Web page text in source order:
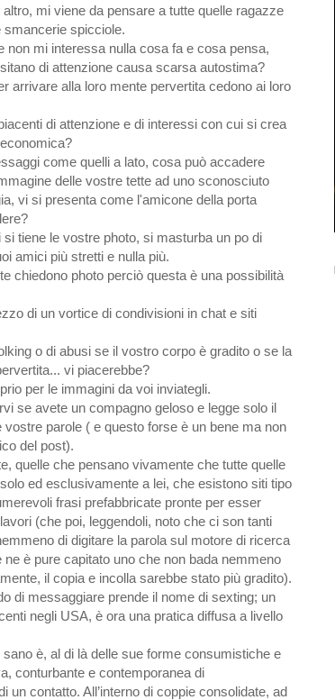
mi viene da pensare a tutte quelle ragazze
smancerie spicciole.
non mi interessa nulla cosa fa e cosa pensa,
di attenzione causa scarsa autostima?
arrivare alla loro mente pervertita cedono ai loro
di attenzione e di interessi con cui si crea
come quelli a lato, cosa può accadere
delle vostre tette ad uno sconosciuto
vi si presenta come l'amicone della porta
tiene le vostre photo, si masturba un po di
amici più stretti e nulla più.
chiedono photo perciò questa è una possibilità
di un vortice di condivisioni in chat e siti
o di abusi se il vostro corpo è gradito o se la
vi piacerebbe?
per le immagini da voi inviategli.
se avete un compagno geloso e legge solo il
parole ( e questo forse è un bene ma non
del post).
quelle che pensano vivamente che tutte quelle
ed esclusivamente a lei, che esistono siti tipo
frasi prefabbricate pronte per esser
(che poi, leggendoli, noto che ci son tanti
di digitare la parola sul motore di ricerca
è pure capitato uno che non bada nemmeno
il copia e incolla sarebbe stato più gradito).
di messaggiare prende il nome di sexting; un
negli USA, è ora una pratica diffusa a livello
sano è, al di là delle sue forme consumistiche e
conturbante e contemporanea di
un contatto. All’interno di coppie consolidate, ad